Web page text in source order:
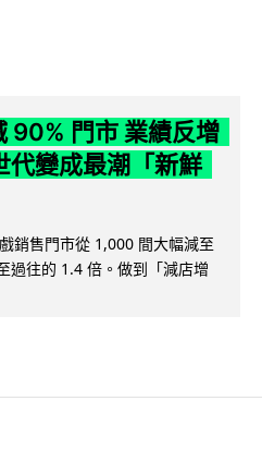
90% 門市 業績反增
代變成最潮「新鮮
銷售門市從 1,000 間大幅減至
過往的 1.4 倍。做到「減店增